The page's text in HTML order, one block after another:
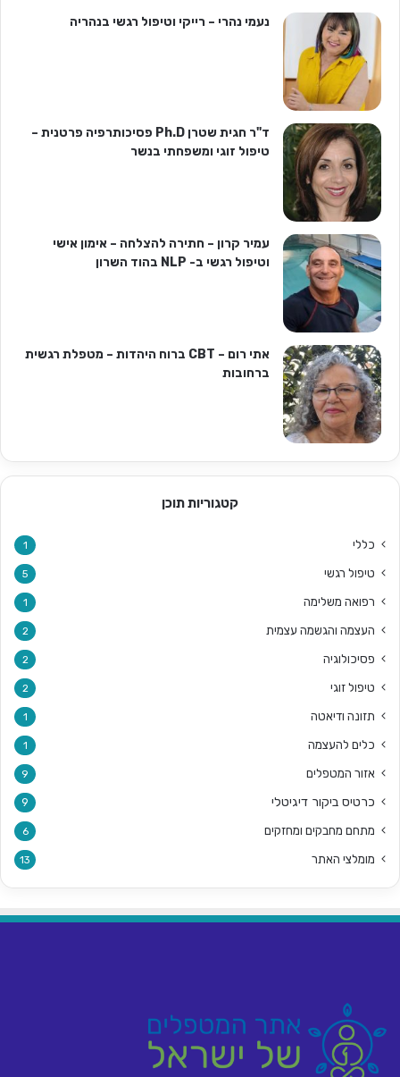
נעמי נהרי – רייקי וטיפול רגשי בנהריה
ד"ר חגית שטרן Ph.D פסיכותרפיה פרטנית –
טיפול זוגי ומשפחתי בנשר
עמיר קרון – חתירה להצלחה – אימון אישי
וטיפול רגשי ב- NLP בהוד השרון
אתי רום – CBT ברוח היהדות – מטפלת רגשית
ברחובות
קטגוריות תוכן
כללי 1
טיפול רגשי 5
רפואה משלימה 1
העצמה והגשמה עצמית 2
פסיכולוגיה 2
טיפול זוגי 2
תזונה ודיאטה 1
כלים להעצמה 1
אזור המטפלים 9
כרטיס ביקור דיגיטלי 9
מתחם מחבקים ומחזקים 6
מומלצי האתר 13